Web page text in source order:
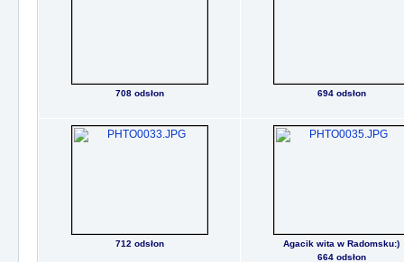
708 odsłon 694 odsłon
712 odsłon
Agacik wita w Radomsku:)
664 odsłon